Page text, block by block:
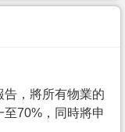
，將所有物業的
70%，同時將申